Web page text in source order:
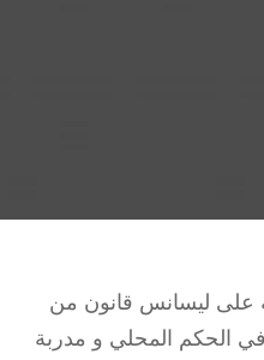
على ليسانس قانون من
الحكم المحلي و مدربة